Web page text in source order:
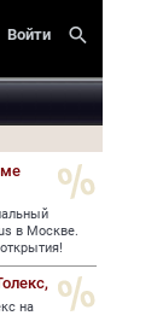
Войти search
в Москве.
на